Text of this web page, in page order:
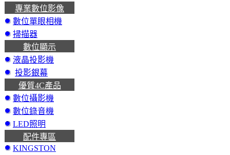
專業數位影像
數位單眼相機
掃描器
數位顯示
液晶投影機
投影銀幕
優質4C產品
數位攝影機
數位錄音機
LED照明
配件專區
KINGSTON